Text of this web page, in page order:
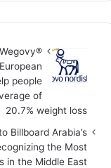
people
of
20.7% weight loss
Billboard Arabia’s
the Most
in the Middle East